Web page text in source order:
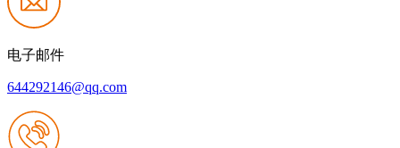
电子邮件
644292146@qq.com